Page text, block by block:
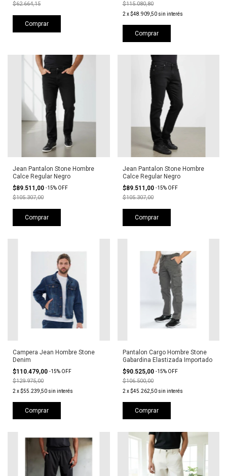
$62.664,15
Comprar
$115.080,80
2 x$48.909,50 sin interés
Comprar
Jean Pantalon Stone Hombre
Calce Regular Negro
$89.511,00 -15% OFF
$105.307,00
Comprar
Jean Pantalon Stone Hombre
Calce Regular Negro
$89.511,00 -15% OFF
$105.307,00
Comprar
Campera Jean Hombre Stone
Denim
$110.479,00 -15% OFF
$129.975,00
2x$55.239,50 sin interés
Comprar
Pantalon Cargo Hombre Stone
Gabardina Elastizada Importado
$90.525,00 -15% OFF
$106.500,00
2 x$45.262,50 sin interés
Comprar